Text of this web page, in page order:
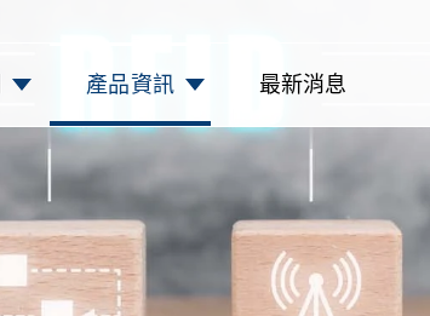
產品資訊 最新消息